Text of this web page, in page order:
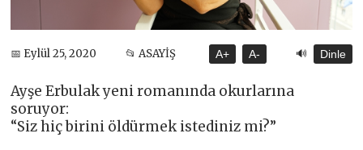
📅 Eylül 25, 2020 📂 ASAYİŞ A+ A- 🔊 Dinle
Ayşe Erbulak yeni romanında okurlarına
soruyor:
“Siz hiç birini öldürmek istediniz mi?”